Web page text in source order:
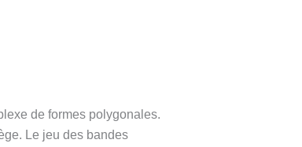
de formes polygonales.
Le jeu des bandes